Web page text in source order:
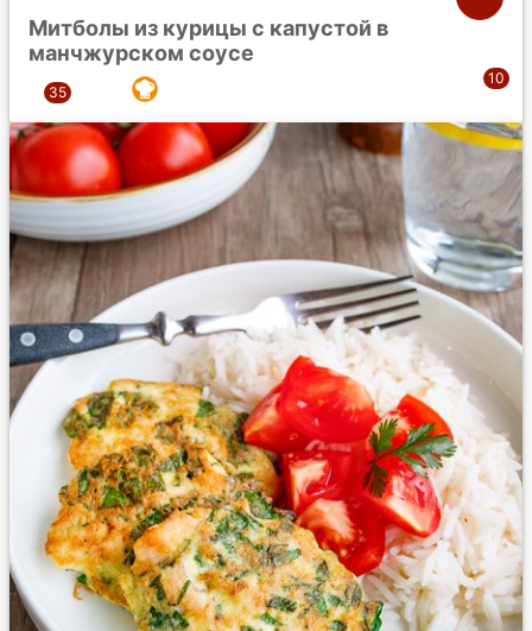
Митболы из курицы с капустой в
манчжурском соусе